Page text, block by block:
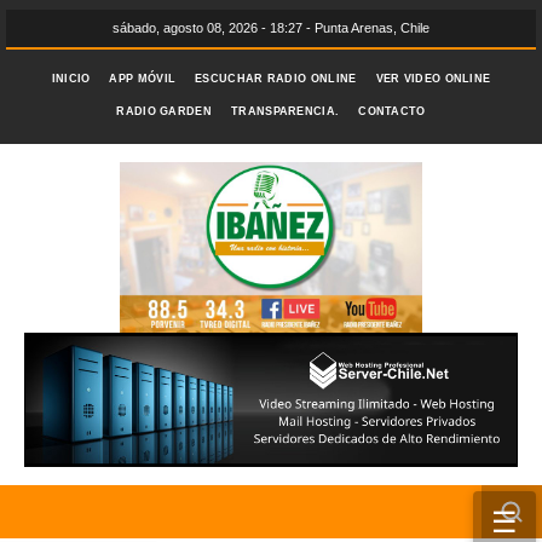
sábado, agosto 08, 2026 - 18:27 - Punta Arenas, Chile
INICIO APP MÓVIL ESCUCHAR RADIO ONLINE VER VIDEO ONLINE
RADIO GARDEN TRANSPARENCIA. CONTACTO
☰